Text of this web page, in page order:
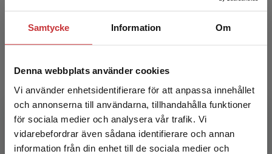
Samtycke Information Om
Denna webbplats använder cookies
Vi använder enhetsidentifierare för att anpassa innehållet
och annonserna till användarna, tillhandahålla funktioner
för sociala medier och analysera vår trafik. Vi
vidarebefordrar även sådana identifierare och annan
information från din enhet till de sociala medier och
Begränsad fraktregion
Nylander, Annica m.fl. (red.)
668 krinkl. moms
Exkl. moms: 630 kr